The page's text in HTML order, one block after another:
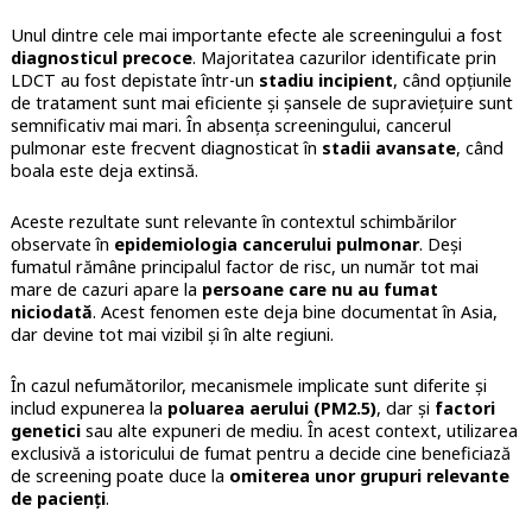
Unul dintre cele mai importante efecte ale screeningului a fost
diagnosticul precoce. Majoritatea cazurilor identificate prin
LDCT au fost depistate într-un stadiu incipient, când opțiunile
de tratament sunt mai eficiente și șansele de supraviețuire sunt
semnificativ mai mari. În absența screeningului, cancerul
pulmonar este frecvent diagnosticat în stadii avansate, când
boala este deja extinsă.
Aceste rezultate sunt relevante în contextul schimbărilor
observate în epidemiologia cancerului pulmonar. Deși
fumatul rămâne principalul factor de risc, un număr tot mai
mare de cazuri apare la persoane care nu au fumat
niciodată. Acest fenomen este deja bine documentat în Asia,
dar devine tot mai vizibil și în alte regiuni.
În cazul nefumătorilor, mecanismele implicate sunt diferite și
includ expunerea la poluarea aerului (PM2.5), dar și factori
geneticisau alte expuneri de mediu. În acest context, utilizarea
exclusivă a istoricului de fumat pentru a decide cine beneficiază
de screening poate duce la omiterea unor grupuri relevante
de pacienți.